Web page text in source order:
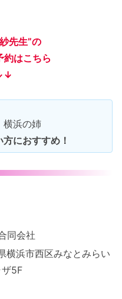
先生”の
約はこちら
横浜の姉
におすすめ！
ら、ランドマークプラザ
い横浜の姉 彩羅紗。
の結果を踏まえながらア
同会社
浜市西区みなとみらい
5F